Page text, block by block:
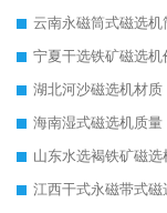
云南永磁筒式磁选机
宁夏干选铁矿磁选机
湖北河沙磁选机材质
海南湿式磁选机质量
山东水选褐铁矿磁选
江西干式永磁带式磁